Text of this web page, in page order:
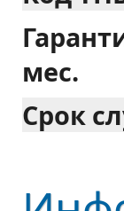
мес.
Срок